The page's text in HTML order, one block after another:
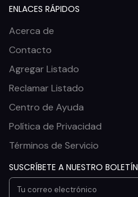
ENLACES RÁPIDOS
Acerca de
Contacto
Agregar Listado
Reclamar Listado
Centro de Ayuda
Política de Privacidad
Términos de Servicio
SUSCRÍBETE A NUESTRO BOLETÍN